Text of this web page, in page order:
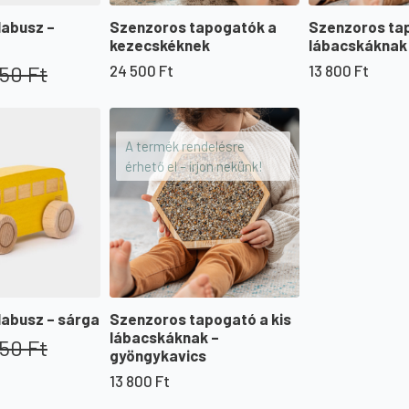
–
Ft
Szenzoros tapogatók a
kezecskéknek
24 500 Ft
Szenzoros
lábacskáknak
13 800 Ft
– sárga
Ft
A termék rendelésre
érhető el – írjon nekünk!
Szenzoros tapogató a kis
lábacskáknak –
gyöngykavics
13 800 Ft